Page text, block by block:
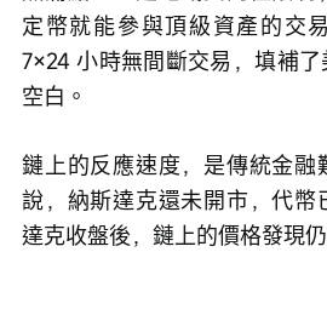
定幣就能參與頂級資產的交
7×24 小時無間斷交易，填補
空白。
鏈上的反應速度，是傳統金融
說，納斯達克還未開市，代幣
達克收盤後，鏈上的價格發現